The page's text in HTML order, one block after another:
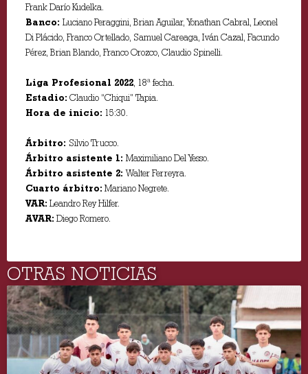
Frank Darío Kudelka.
Banco:Luciano Peraggini, Brian Aguilar, Yonathan Cabral, Leonel
Di Plácido, Franco Ortellado, Samuel Careaga, Iván Cazal, Facundo
Pérez, Brian Blando, Franco Orozco, Claudio Spinelli.
Liga Profesional 2022, 18ª fecha.
Estadio: Claudio “Chiqui” Tapia.
Hora de inicio: 15:30.
Árbitro: Silvio Trucco.
Árbitro asistente 1:Maximiliano Del Yesso.
Árbitro asistente 2:Walter Ferreyra.
Cuarto árbitro: Mariano Negrete.
VAR: Leandro Rey Hilfer.
AVAR: Diego Romero.
OTRAS NOTICIAS